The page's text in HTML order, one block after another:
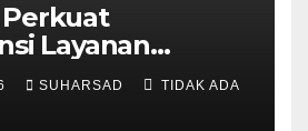
Layanan
Alokasi Tanah
Hadir Melalui
SUHARSAD TIDAK ADA